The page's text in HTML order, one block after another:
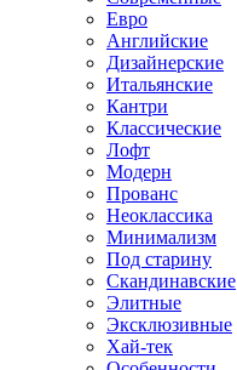
Евро
Английские
Дизайнерские
Итальянские
Кантри
Классические
Лофт
Модерн
Прованс
Неоклассика
Минимализм
Под старину
Скандинавские
Элитные
Эксклюзивные
Хай-тек